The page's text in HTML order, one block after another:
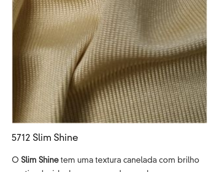
5712 Slim Shine
O Slim Shine tem uma textura canelada com brilho